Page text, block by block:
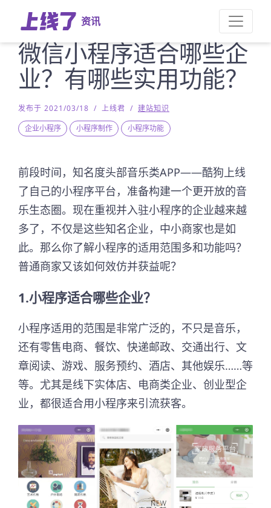
资讯
微信小程序适合哪些企
业？有哪些实用功能？
发布于 2021/03/18 / 上线君 / 建站知识
企业小程序
小程序制作 小程序功能
前段时间，知名度头部音乐类APP——酷狗上线
了自己的小程序平台，准备构建一个更开放的音
乐生态圈。现在重视并入驻小程序的企业越来越
多了，不仅是这些知名企业，中小商家也是如
此。那么你了解小程序的适用范围多和功能吗？
普通商家又该如何效仿并获益呢？
1.小程序适合哪些企业？
小程序适用的范围是非常广泛的，不只是音乐，
还有零售电商、餐饮、快递邮政、交通出行、文
章阅读、游戏、服务预约、酒店、其他娱乐……等
等。尤其是线下实体店、电商类企业、创业型企
业，都很适合用小程序来引流获客。